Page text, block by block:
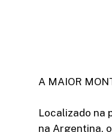
A MAIOR
Localizado na
na Argentina,